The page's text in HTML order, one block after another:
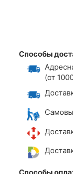
Способы
(от